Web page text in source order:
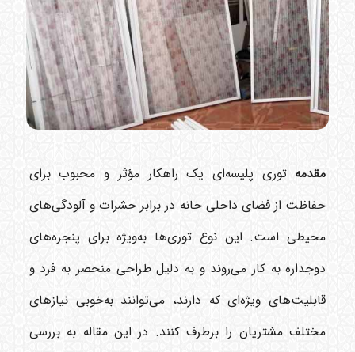
مقدمه توری پلیسه‌ای یک راهکار مؤثر و محبوب برای
حفاظت از فضای داخلی خانه در برابر حشرات و آلودگی‌های
محیطی است. این نوع توری‌ها به‌ویژه برای پنجره‌های
دوجداره به کار می‌روند و به دلیل طراحی منحصر به فرد و
قابلیت‌های ویژه‌ای که دارند، می‌توانند به‌خوبی نیازهای
مختلف مشتریان را برطرف کنند. در این مقاله به بررسی